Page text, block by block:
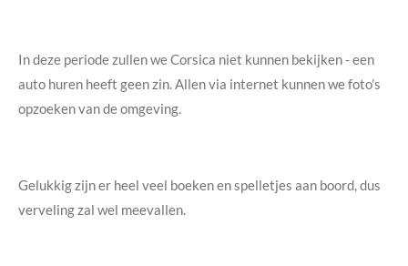
In deze periode zullen we Corsica niet kunnen bekijken - een
auto huren heeft geen zin. Allen via internet kunnen we foto’s
opzoeken van de omgeving.
Gelukkig zijn er heel veel boeken en spelletjes aan boord, dus
verveling zal wel meevallen.